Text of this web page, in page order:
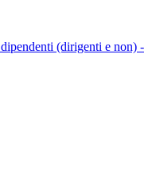
(dirigenti e non) -